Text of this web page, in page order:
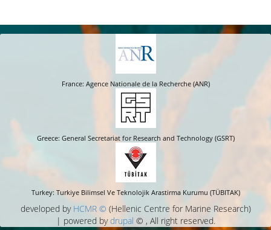
France: Agence Nationale de la Recherche (ANR)
Greece: General Secretariat for Research and Technology (GSRT)
Turkey: Turkiye Bilimsel Ve Teknolojik Arastirma Kurumu (TÜBITAK)
developed by HCMR © (Hellenic Centre for Marine Research)
| powered bydrupal © , All right reserved.